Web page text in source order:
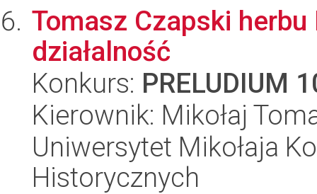
Tomasz Czapski
działalność
Konkurs: PRELUDIUM
Kierownik: Mikołaj
Uniwersytet Mikołaja
Historycznych